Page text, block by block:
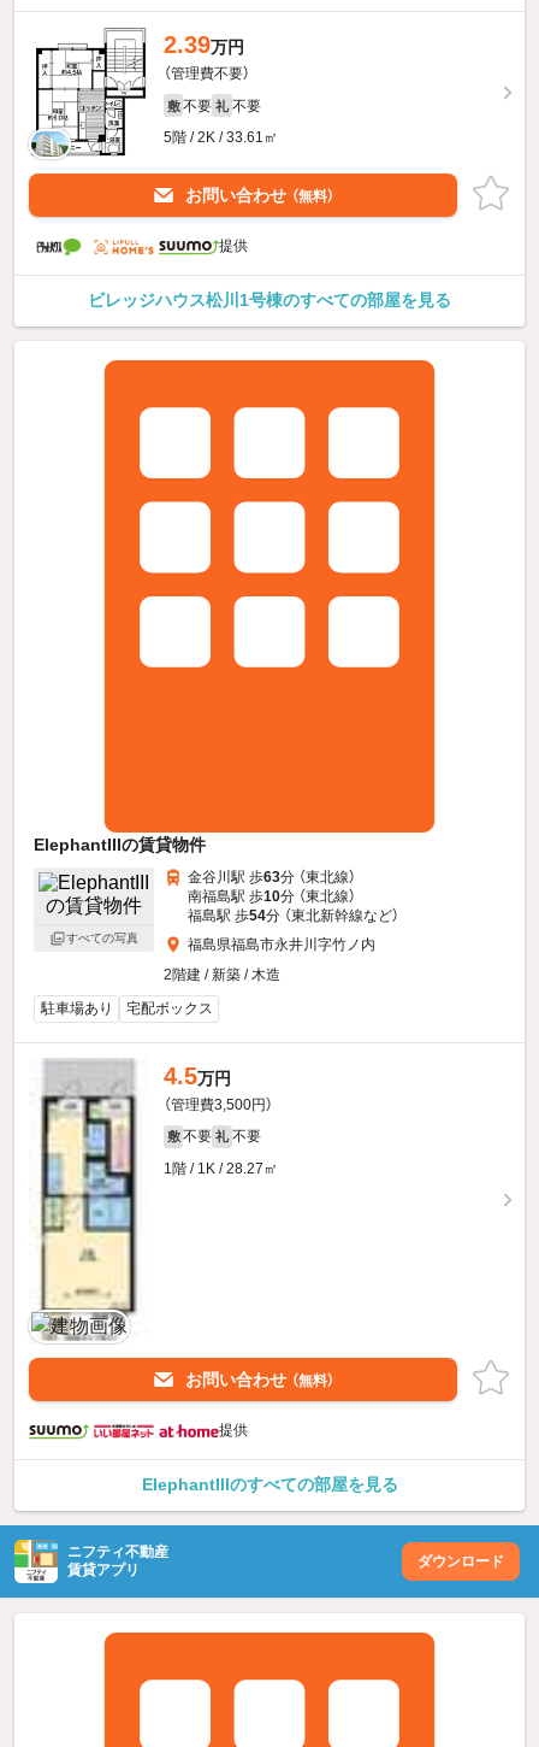
2.39万円
（管理費不要）
敷 不要 礼 不要
5階 / 2K / 33.61㎡
お問い合わせ （無料）
提供
ビレッジハウス松川1号棟のすべての部屋を見る
ElephantIIIの賃貸物件
すべての写真
金谷川駅 歩63分 （東北線）
南福島駅 歩10分 （東北線）
福島駅 歩54分 （東北新幹線など）
福島県福島市永井川字竹ノ内
2階建 / 新築 / 木造
駐車場あり
宅配ボックス
4.5万円
（管理費3,500円）
敷 不要 礼 不要
1階 / 1K / 28.27㎡
お問い合わせ （無料）
提供
ElephantIIIのすべての部屋を見る
ニフティ不動産
賃貸アプリ
ダウンロード